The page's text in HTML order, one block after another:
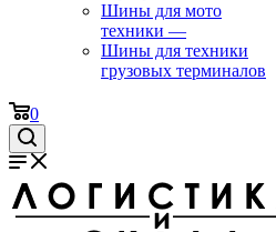
Шины для мото
техники —
Шины для техники
грузовых терминалов
0